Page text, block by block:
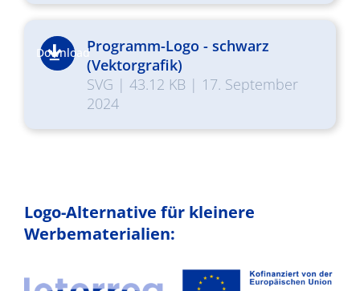
DownloadProgramm-Logo - schwarz
(Vektorgrafik)
SVG | 43.12 KB | 17. September
2024
Logo-Alternative für kleinere
Werbematerialien: